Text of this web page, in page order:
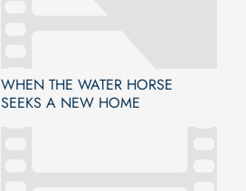
WHEN THE WATER HORSE
SEEKS A NEW HOME